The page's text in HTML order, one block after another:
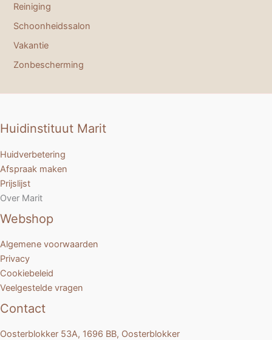
Reiniging
Schoonheidssalon
Vakantie
Zonbescherming
Huidinstituut Marit
Huidverbetering
Afspraak maken
Prijslijst
Over Marit
Webshop
Algemene voorwaarden
Privacy
Cookiebeleid
Veelgestelde vragen
Contact
Oosterblokker 53A, 1696 BB, Oosterblokker